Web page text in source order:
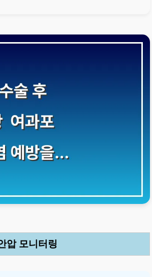
압 모니터링